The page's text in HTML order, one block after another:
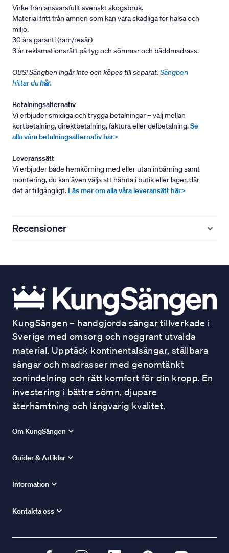
Virke från ansvarsfullt svenskt skogsbruk.
Material fritt från ämnen som kan vara skadliga för hälsa och
miljö.
30 års garanti (ram/resår)
3 år reklamationsrätt på tyg och sömmar och bäddmadrass.
OBS! Sängben ingår inte och köpes till separat. Sängben
hittar duhär.
Betalningsalternativ
Vi erbjuder smidiga och trygga betalningar – välj mellan
kortbetalning, direktbetalning, faktura eller delbetalning.Se
alla våra betalningsalternativ här>
Leveranssätt
Vi erbjuder både hemkörning med eller utan inbärning samt
montering, du kan även välja att hämta i butik eller lager, där
det är tillgängligt. Läs mer om alla våra leveransätt här>
Recensioner
KungSängen – handgjorda sängar tillverkade i
Sverige med omsorg och noggrant utvalda
material. Upptäck kontinentalsängar, ställbara
sängar och madrasser med genomtänkt
zonindelning och rätt komfort för din kropp. En
investering i bättre sömn, djupare
återhämtning och långvarig kvalitet.
Om KungSängen
Guider & Artiklar
Information
Kontakta oss